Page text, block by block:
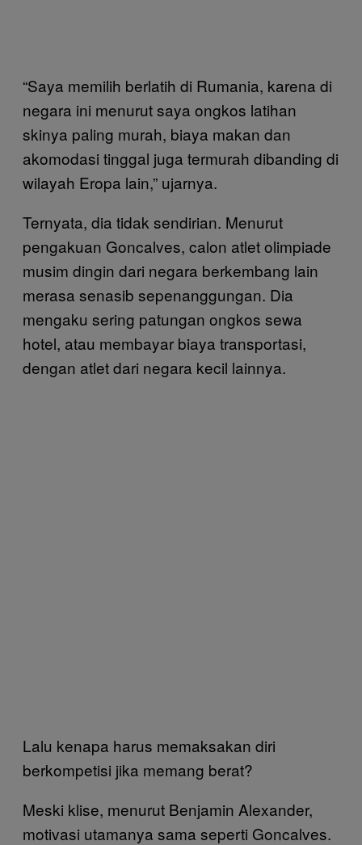
“Saya memilih berlatih di Rumania, karena di
negara ini menurut saya ongkos latihan
skinya paling murah, biaya makan dan
akomodasi tinggal juga termurah dibanding di
wilayah Eropa lain,” ujarnya.
Ternyata, dia tidak sendirian. Menurut
pengakuan Goncalves, calon atlet olimpiade
musim dingin dari negara berkembang lain
merasa senasib sepenanggungan. Dia
mengaku sering patungan ongkos sewa
hotel, atau membayar biaya transportasi,
dengan atlet dari negara kecil lainnya.
Lalu kenapa harus memaksakan diri
berkompetisi jika memang berat?
Meski klise, menurut Benjamin Alexander,
motivasi utamanya sama seperti Goncalves.